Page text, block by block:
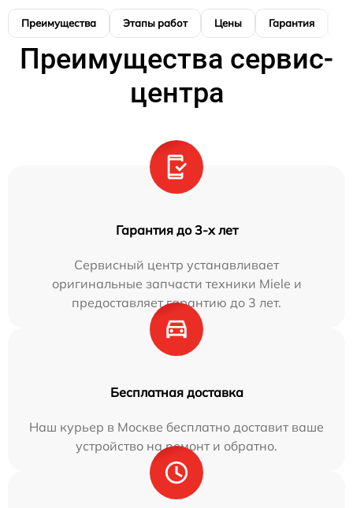
Преимущества Этапы работ Цены Гарантия
Преимущества сервис-
центра
Гарантия до 3-х лет
Сервисный центр устанавливает
оригинальные запчасти техники Miele и
предоставляет гарантию до 3 лет.
Бесплатная доставка
Наш курьер в Москве бесплатно доставит ваше
устройство на ремонт и обратно.